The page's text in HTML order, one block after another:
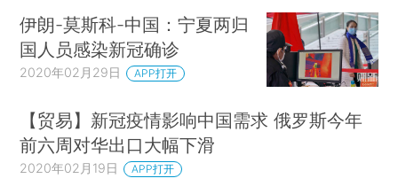
伊朗-莫斯科-中国：宁夏两归
国人员感染新冠确诊
2020年02月29日 APP打开
【贸易】新冠疫情影响中国需求 俄罗斯今年
前六周对华出口大幅下滑
2020年02月19日 APP打开